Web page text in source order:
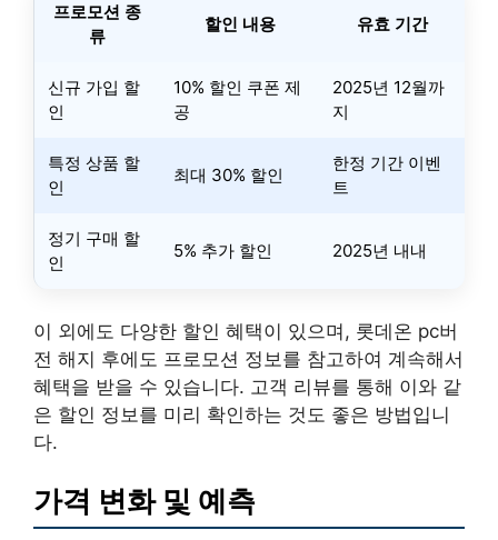
프로모션 종
류
할인 내용 유효 기간
신규 가입 할
인
10% 할인 쿠폰 제
공
2025년 12월까
지
특정 상품 할
인
최대 30% 할인
한정 기간 이벤
트
정기 구매 할
인
5% 추가 할인 2025년 내내
이 외에도 다양한 할인 혜택이 있으며, 롯데온 pc버
전 해지 후에도 프로모션 정보를 참고하여 계속해서
혜택을 받을 수 있습니다. 고객 리뷰를 통해 이와 같
은 할인 정보를 미리 확인하는 것도 좋은 방법입니
다.
가격 변화 및 예측